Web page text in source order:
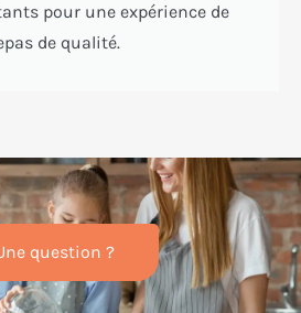
pour une expérience de
de qualité.
question ?